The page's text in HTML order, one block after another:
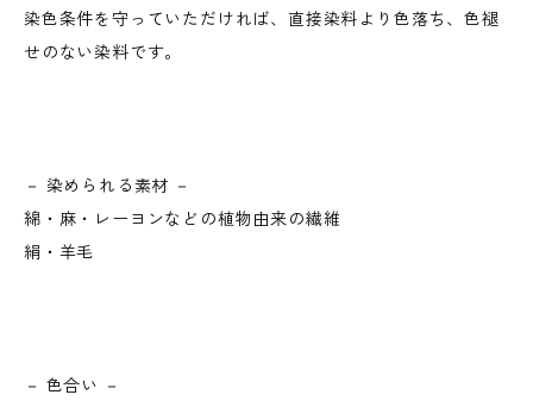
染色条件を守っていただければ、直接染料より色落ち、色褪
せのない染料です。
－ 染められる素材 －
綿・麻・レーヨンなどの植物由来の繊維
絹・羊毛
－ 色合い －